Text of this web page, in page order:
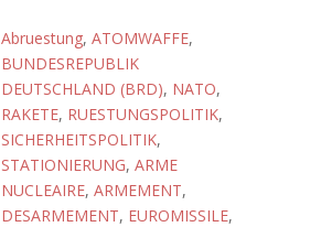
Abruestung, ATOMWAFFE,
BUNDESREPUBLIK
DEUTSCHLAND (BRD), NATO,
RAKETE, RUESTUNGSPOLITIK,
SICHERHEITSPOLITIK,
STATIONIERUNG, ARME
NUCLEAIRE, ARMEMENT,
DESARMEMENT, EUROMISSILE,